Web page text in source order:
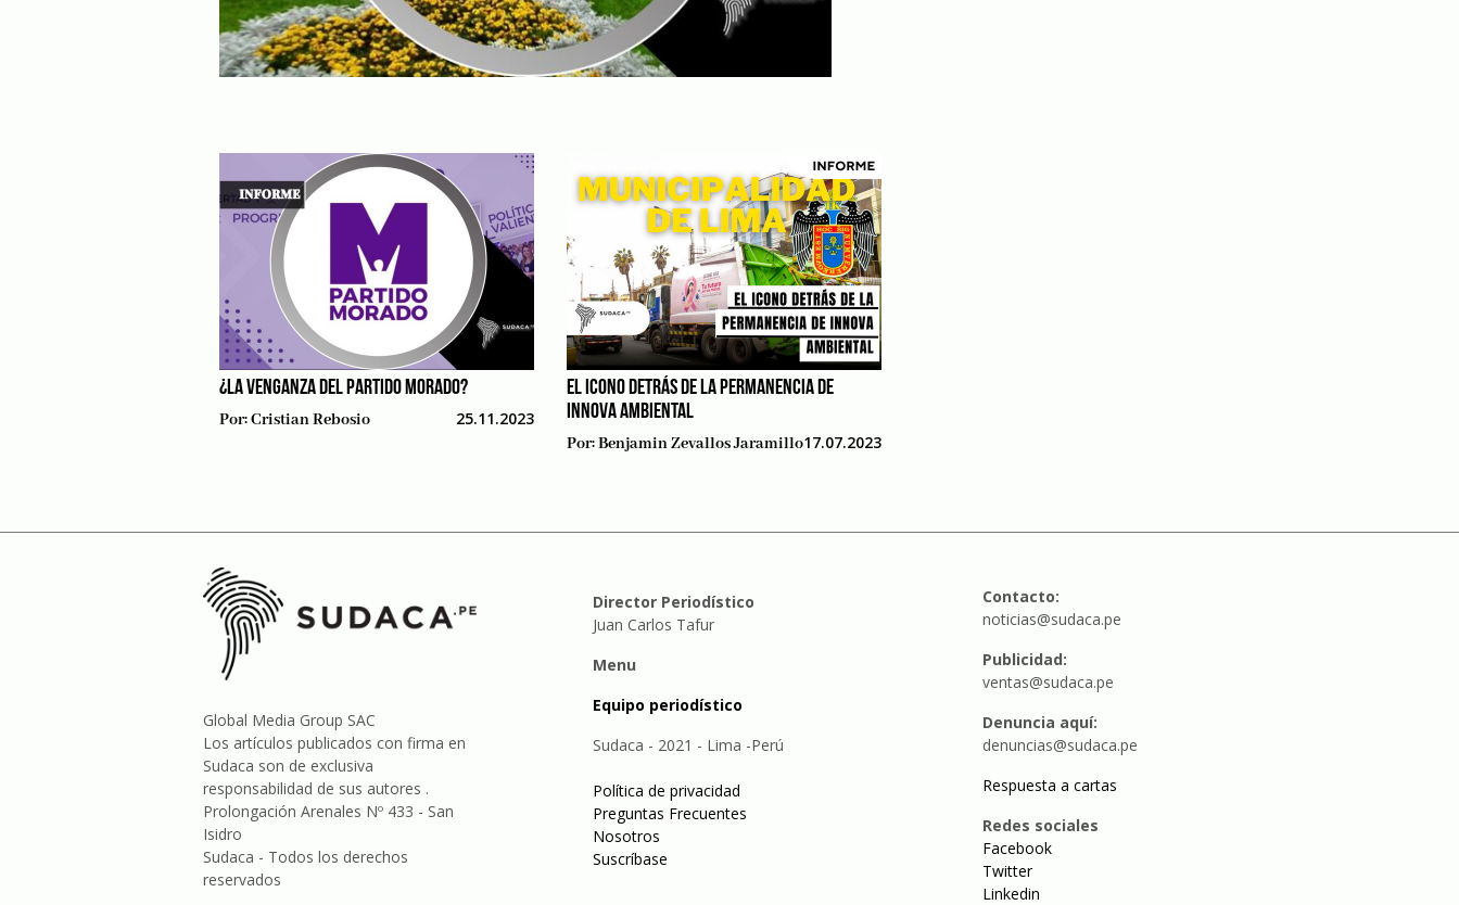
¿LA VENGANZA DEL PARTIDO MORADO?
Por:Cristian Rebosio 25.11.2023
EL ICONO DETRÁS DE LA PERMANENCIA DE
INNOVA AMBIENTAL
Por:Benjamin Zevallos Jaramillo17.07.2023
Global Media Group SAC
Los artículos publicados con firma en
Sudaca son de exclusiva
responsabilidad de sus autores .
Prolongación Arenales Nº 433 - San
Isidro
Sudaca - Todos los derechos
reservados
Director Periodístico
Juan Carlos Tafur
Menu
Equipo periodístico
Sudaca - 2021 - Lima -Perú
Política de privacidad
Preguntas Frecuentes
Nosotros
Suscríbase
Contacto:
noticias@sudaca.pe
Publicidad:
ventas@sudaca.pe
Denuncia aquí:
denuncias@sudaca.pe
Respuesta a cartas
Redes sociales
Facebook
Twitter
Linkedin